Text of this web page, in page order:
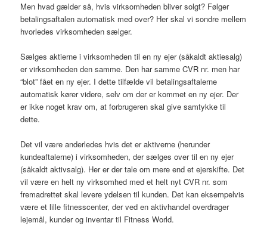
Men hvad gælder så, hvis virksomheden bliver solgt? Følger
betalingsaftalen automatisk med over? Her skal vi sondre mellem
hvorledes virksomheden sælger.
Sælges aktierne i virksomheden til en ny ejer (såkaldt aktiesalg)
er virksomheden den samme. Den har samme CVR nr. men har
“blot” fået en ny ejer. I dette tilfælde vil betalingsaftalerne
automatisk kører videre, selv om der er kommet en ny ejer. Der
er ikke noget krav om, at forbrugeren skal give samtykke til
dette.
Det vil være anderledes hvis det er aktiverne (herunder
kundeaftalerne) i virksomheden, der sælges over til en ny ejer
(såkaldt aktivsalg). Her er der tale om mere end et ejerskifte. Det
vil være en helt ny virksomhed med et helt nyt CVR nr. som
fremadrettet skal levere ydelsen til kunden. Det kan eksempelvis
være et lille fitnesscenter, der ved en aktivhandel overdrager
lejemål, kunder og inventar til Fitness World.